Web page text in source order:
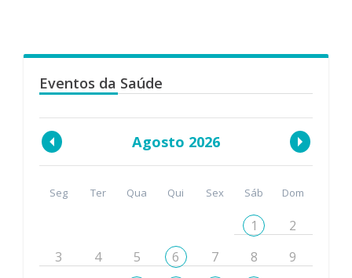
Eventos da Saúde
Agosto 2026
Seg Ter Qua Qui Sex Sáb Dom
1
2
3
4 5 6 7 8
9